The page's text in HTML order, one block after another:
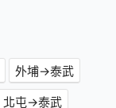
外埔→泰武
北屯→泰武